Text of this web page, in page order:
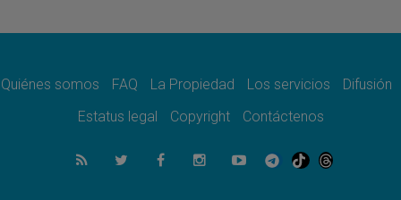
08.08.2026
08.08.2026
del Buen Consejo de Genazzano
Filipinas: el Vicariato Apostólico de Calapán
se convierte en diócesis
Quiénes somos FAQ La Propiedad Los servicios
Difusión
Estatus legal
Copyright Contáctenos